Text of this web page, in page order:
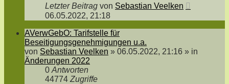
Letzter Beitrag von Sebastian Veelken
06.05.2022, 21:18
AVerwGebO: Tarifstelle für
Beseitigungsgenehmigungen u.a.
von Sebastian Veelken » 06.05.2022, 21:16 » in
Änderungen 2022
0 Antworten
44774 Zugriffe